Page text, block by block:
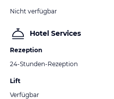
Nicht verfügbar
Hotel Services
Rezeption
24-Stunden-Rezeption
Lift
Verfügbar